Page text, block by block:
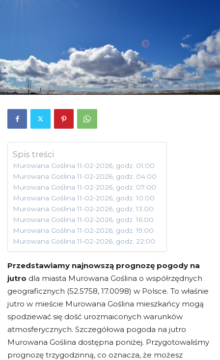
Spis treści
Murowana Goślina 11-02-2026, godz. 01:00
Murowana Goślina 11-02-2026, godz. 04:00
Murowana Goślina 11-02-2026, godz. 07:00
Murowana Goślina 11-02-2026, godz. 10:00
Murowana Goślina 11-02-2026, godz. 13:00
Murowana Goślina 11-02-2026, godz. 16:00
Murowana Goślina 11-02-2026, godz. 19:00
Murowana Goślina 11-02-2026, godz. 22:00
Przedstawiamy najnowszą prognozę pogody na
jutro dla miasta Murowana Goślina o współrzędnych
geograficznych (52.5758, 17.0098) w Polsce. To właśnie
jutro w mieście Murowana Goślina mieszkańcy mogą
spodziewać się dość urozmaiconych warunków
atmosferycznych. Szczegółowa pogoda na jutro
Murowana Goślina dostępna poniżej. Przygotowaliśmy
prognozę trzygodzinną, co oznacza, że możesz